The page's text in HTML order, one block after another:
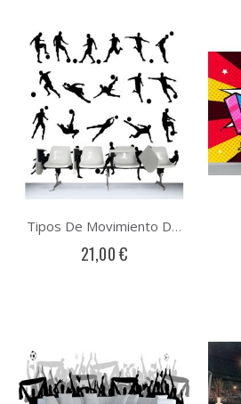
Tipos De Movimiento Del Fútbol Soccer
21,00 €